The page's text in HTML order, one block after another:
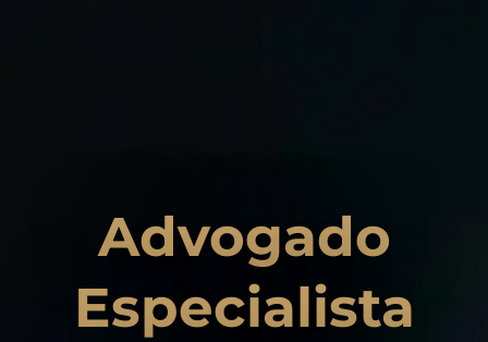
Advogado
Especialista